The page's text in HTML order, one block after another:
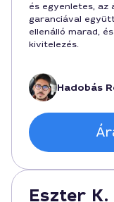
és egyenletes,
garanciával
ellenálló marad,
kivitelezés.
Hadobás
Eszter K.